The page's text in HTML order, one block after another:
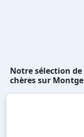
Notre sélection
chères sur